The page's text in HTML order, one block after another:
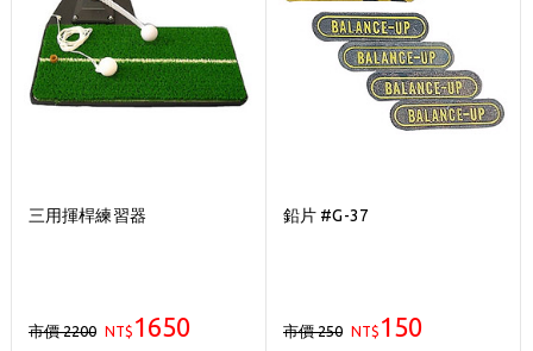
三用揮桿練習器
市價 2200 NT$ 1650
鉛片 #G-37
市價 250 NT$ 150